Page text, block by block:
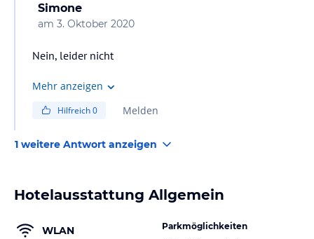
Simone
am 3. Oktober 2020
Nein, leider nicht
Mehr anzeigen
Hilfreich0 Melden
1 weitere Antwort anzeigen
Hotelausstattung Allgemein
WLAN
Parkmöglichkeiten